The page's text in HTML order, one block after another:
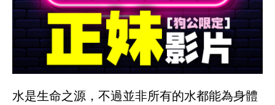
水是生命之源，不過並非所有的水都能為身體